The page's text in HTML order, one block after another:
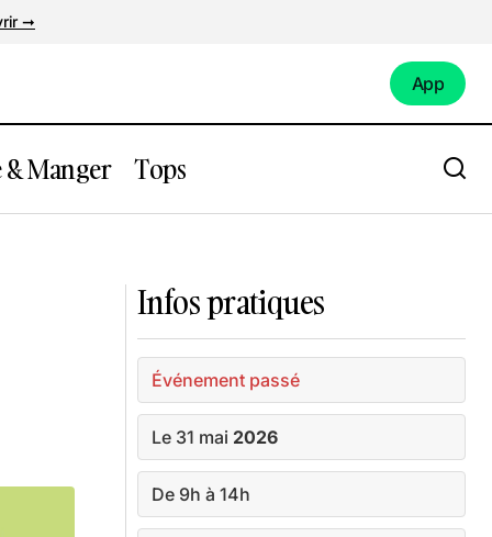
➞
App
Manger Tops
Infos pratiques
Événement passé
Le 31 mai 2026
De 9h à 14h